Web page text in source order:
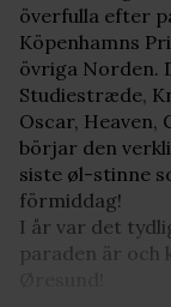
överfulla efter
Köpenhamns
övriga Norden.
Studiestræde,
Oscar, Heaven,
börjar den
siste øl-stinne
förmiddag!
I år var det
paraden är och